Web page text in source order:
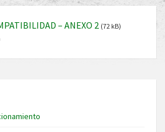
– ANEXO 2 (72 kB)